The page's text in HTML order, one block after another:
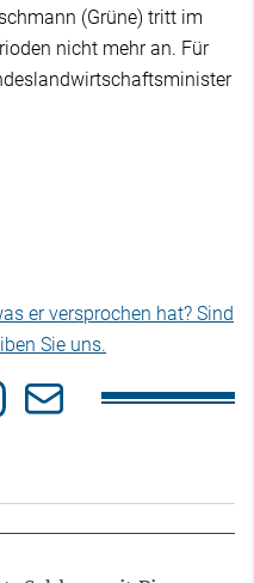
(Grüne) tritt im
nicht mehr an. Für
er versprochen hat? Sind
Sie uns.